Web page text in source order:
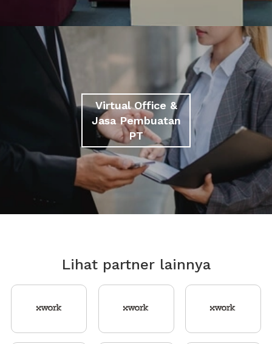
Virtual Office &
Jasa Pembuatan
PT
Lihat partner lainnya